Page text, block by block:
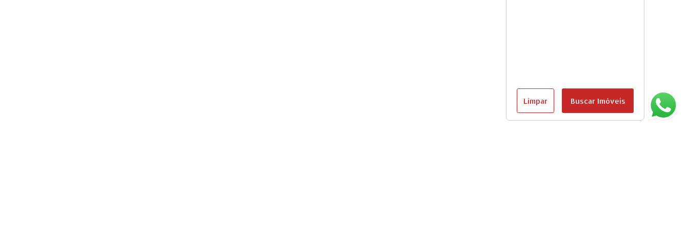
Limpar Buscar Imóveis